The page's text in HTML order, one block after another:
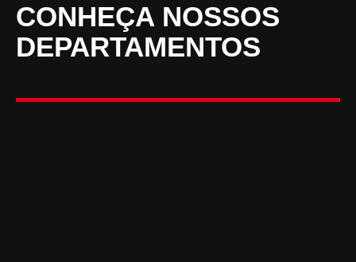
CONHEÇA NOSSOS
DEPARTAMENTOS